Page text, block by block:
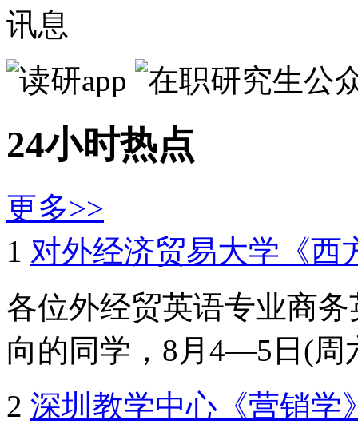
讯息
24小时热点
更多>>
1 对外经济贸易大学《西
各位外经贸英语专业商
向的同学，8月4—5日(周
2 深圳教学中心《营销学